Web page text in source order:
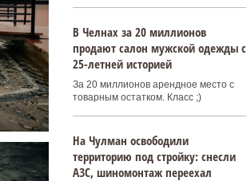
В Челнах за 20 миллионов
продают салон мужской одежды с
25-летней историей
За 20 миллионов арендное место с
товарным остатком. Класс ;)
На Чулман освободили
территорию под стройку: снесли
АЗС, шиномонтаж переехал